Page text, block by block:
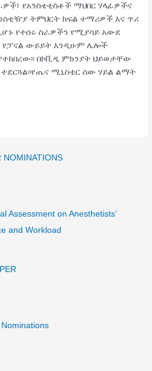
የአንስቴቲስቶች ማህበር ሃላፊዎችና
ትምህርት ክፍል ተማሪዎች እና ጥሪ
የተሰሩ ስራዎችን የሚያሳይ አውደ
የፓናል ውይይት እንዲሁም ሌሎች
በኮቪዲ ምክንያት ህይወታቸው
ሚኒስቴር ሰው ሃይል ልማት
NOMINATIONS
Assessment on Anesthetists’
and Workload